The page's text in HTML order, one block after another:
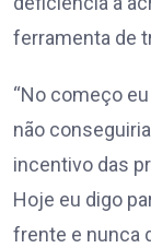
ferramenta de
“No começo
não
incentivo das
Hoje eu digo
frente e nunca